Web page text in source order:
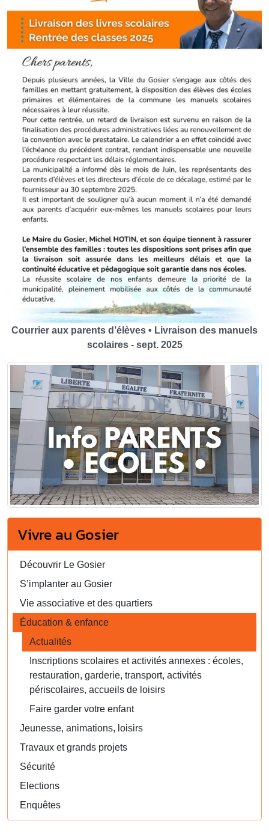
Courrier aux parents d’élèves • Livraison des manuels
scolaires - sept. 2025
Vivre au Gosier
Découvrir Le Gosier
S’implanter au Gosier
Vie associative et des quartiers
Éducation & enfance
Actualités
Inscriptions scolaires et activités annexes : écoles,
restauration, garderie, transport, activités
périscolaires, accueils de loisirs
Faire garder votre enfant
Jeunesse, animations, loisirs
Travaux et grands projets
Sécurité
Elections
Enquêtes